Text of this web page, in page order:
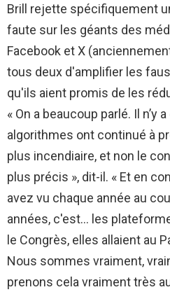
Brill rejette spécifiquement
faute sur les géants des
Facebook et X
tous deux d'amplifier les
qu'ils aient promis de les
« On a beaucoup parlé. Il n’y
algorithmes ont continué à
plus incendiaire, et non le
plus précis », dit-il. « Et en
avez vu chaque année au
années, c'est… les
le Congrès, elles allaient au
Nous sommes vraiment,
prenons cela vraiment très